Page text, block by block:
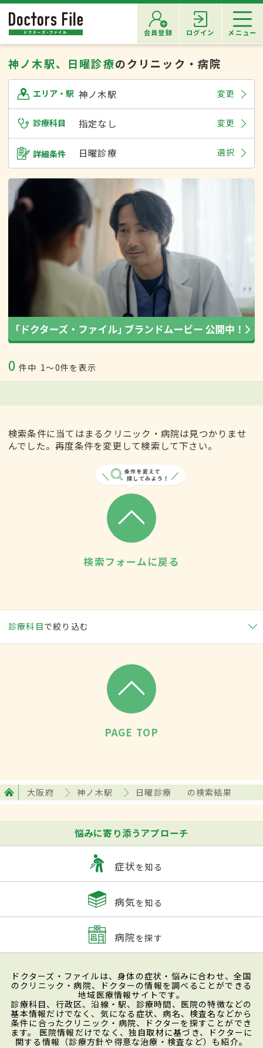
会員登録 ログイン メニュー
神ノ木駅、日曜診療のクリニック・病院
エリア・駅 神ノ木駅 変更
診療科目 指定なし 変更
詳細条件 日曜診療 選択
0 件中 1〜0件を表示
検索条件に当てはまるクリニック・病院は見つかりませ
んでした。再度条件を変更して検索して下さい。
検索フォームに戻る
診療科目で絞り込む
PAGE TOP
大阪府 神ノ木駅 日曜診療 の検索結果
悩みに寄り添うアプローチ
症状を知る
病気を知る
病院を探す
ドクターズ・ファイルは、身体の症状・悩みに合わせ、全国
のクリニック・病院、ドクターの情報を調べることができる
地域医療情報サイトです。
診療科目、行政区、沿線・駅、診療時間、医院の特徴などの
基本情報だけでなく、気になる症状、病名、検査名などから
条件に合ったクリニック・病院、ドクターを探すことができ
ます。 医院情報だけでなく、独自取材に基づき、ドクターに
関する情報（診療方針や得意な治療・検査など）も紹介。